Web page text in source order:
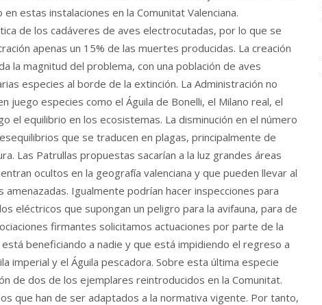
estas instalaciones en la Comunitat Valenciana.
de los cadáveres de aves electrocutadas, por lo que se
apenas un 15% de las muertes producidas. La creación
la magnitud del problema, con una población de aves
especies al borde de la extinción. La Administración no
juego especies como el Águila de Bonelli, el Milano real, el
el equilibrio en los ecosistemas. La disminución en el número
que se traducen en plagas, principalmente de
Las Patrullas propuestas sacarían a la luz grandes áreas
ocultos en la geografía valenciana y que pueden llevar al
Igualmente podrían hacer inspecciones para
eléctricos que supongan un peligro para la avifauna, para de
firmantes solicitamos actuaciones por parte de la
beneficiando a nadie y que está impidiendo el regreso a
imperial y el Águila pescadora. Sobre esta última especie
de dos de los ejemplares reintroducidos en la Comunitat.
que han de ser adaptados a la normativa vigente. Por tanto,